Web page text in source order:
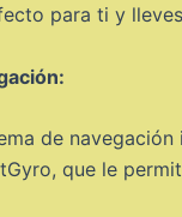
para ti y
de
que le